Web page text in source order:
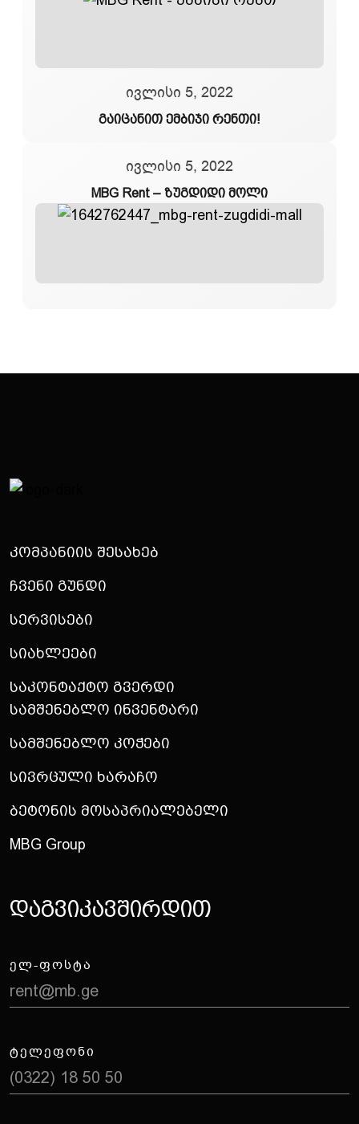
ივლისი 5, 2022
გაიცანით ემბიჯი რენთი!
ივლისი 5, 2022
MBG Rent – ზუგდიდი მოლი
Კომპანიის Შესახებ
Ჩვენი Გუნდი
Სერვისები
Სიახლეები
Საკონტაქტო Გვერდი
Სამშენებლო Ინვენტარი
Სამშენებლო Კოჭები
Სივრცული Ხარაჩო
Ბეტონის Მოსაპრიალებელი
MBG Group
Დაგვიკავშირდით
ᲔᲚ-ᲤᲝᲡᲢᲐ
rent@mb.ge
ᲢᲔᲚᲔᲤᲝᲜᲘ
(0322) 18 50 50